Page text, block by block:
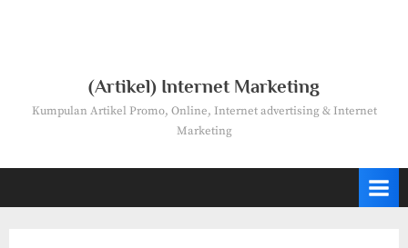
(Artikel) Internet Marketing
Kumpulan Artikel Promo, Online, Internet advertising & Internet
Marketing